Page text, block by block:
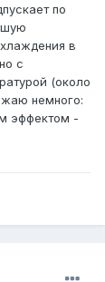
по
в
с
(около
немного:
эффектом -